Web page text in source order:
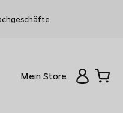
Mein Store